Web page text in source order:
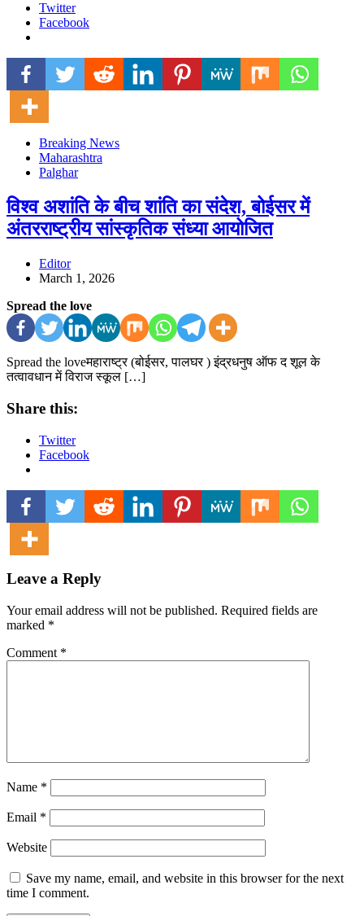
Twitter
Facebook
Breaking News
Maharashtra
Palghar
विश्व अशांति के बीच शांति का संदेश, बोईसर में
अंतरराष्ट्रीय सांस्कृतिक संध्या आयोजित
Editor
March 1, 2026
Spread the love
Spread the loveमहाराष्ट्र (बोईसर, पालघर ) इंद्रधनुष ऑफ द शूल के
तत्वावधान में विराज स्कूल […]
Share this:
Twitter
Facebook
Leave a Reply
Your email address will not be published. Required fields are
marked *
Comment *
Name *
Email *
Website
Save my name, email, and website in this browser for the next
time I comment.